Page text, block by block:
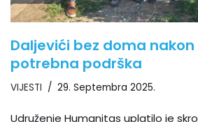
Daljevići bez doma
potrebna podrška
VIJESTI 29. Septembra 2025.
Udruženje Humanitas uplatilo je